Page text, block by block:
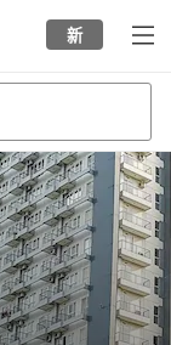
新